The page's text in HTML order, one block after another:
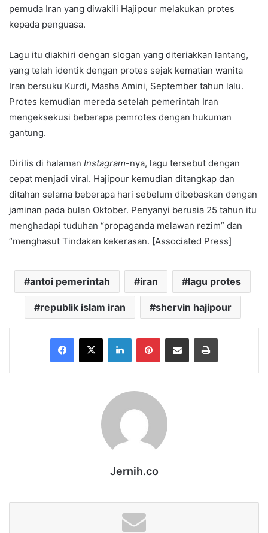
pemuda Iran yang diwakili Hajipour melakukan protes
kepada penguasa.
Lagu itu diakhiri dengan slogan yang diteriakkan lantang,
yang telah identik dengan protes sejak kematian wanita
Iran bersuku Kurdi, Masha Amini, September tahun lalu.
Protes kemudian mereda setelah pemerintah Iran
mengeksekusi beberapa pemrotes dengan hukuman
gantung.
Dirilis di halaman Instagram-nya, lagu tersebut dengan
cepat menjadi viral. Hajipour kemudian ditangkap dan
ditahan selama beberapa hari sebelum dibebaskan dengan
jaminan pada bulan Oktober. Penyanyi berusia 25 tahun itu
menghadapi tuduhan “propaganda melawan rezim” dan
“menghasut Tindakan kekerasan. [Associated Press]
antoi pemerintah iran lagu protes
republik islam iran shervin hajipour
Facebook
X LinkedInPinterestShare via Email Print
Jernih.co